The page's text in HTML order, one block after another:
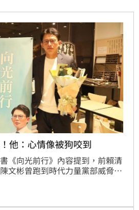
他：心情像被狗咬到
《向光前行》內容提到，前賴清
文彬曾跑到時代力量黨部威脅
他痛批，這段根本是謊話連篇，